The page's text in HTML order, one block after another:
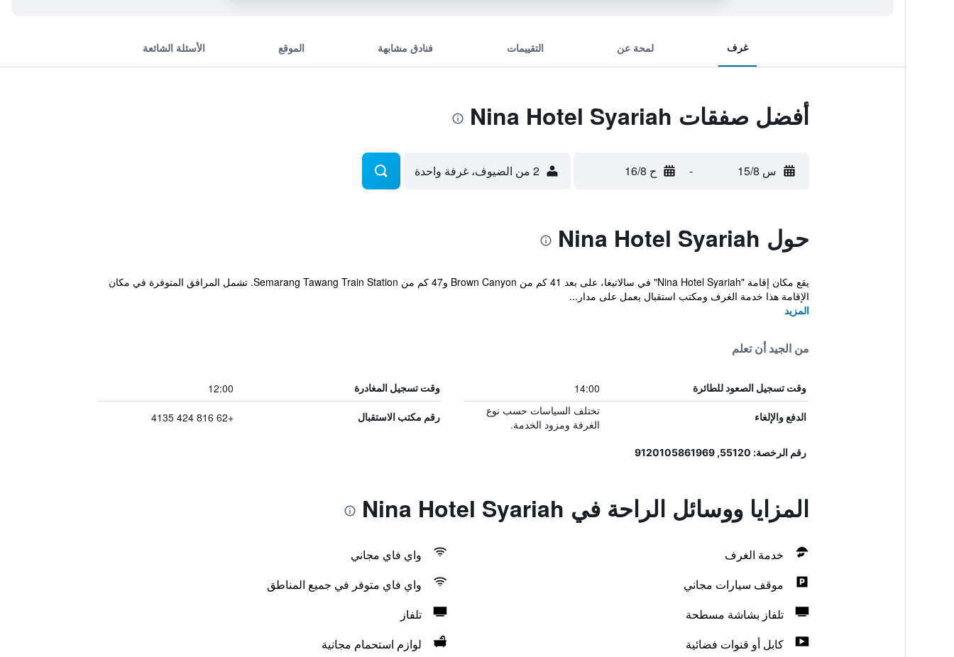
غرف لمحة عن التقييمات فنادق مشابهة الموقع الأسئلة الشائعة
أفضل صفقات Nina Hotel Syariah
س 15/8 - ح 16/8 2 من الضيوف، غرفة واحدة
حول Nina Hotel Syariah
يقع مكان إقامة "Nina Hotel Syariah" في سالاتيغا، على بعد 41 كم من Brown Canyon و47 كم من Semarang Tawang Train Station. تشمل المرافق المتوفرة في مكان
الإقامة هذا خدمة الغرف ومكتب استقبال يعمل على مدار...
المزيد
من الجيد أن تعلم
وقت تسجيل الصعود للطائرة 14:00 وقت تسجيل المغادرة 12:00
الدفع والإلغاء
تختلف السياسات حسب نوع
الغرفة ومزود الخدمة.
رقم مكتب الاستقبال +62 816 424 4135
رقم الرخصة: 55120, 9120105861969
المزايا ووسائل الراحة في Nina Hotel Syariah
خدمة الغرف
واي فاي مجاني
موقف سيارات مجاني
واي فاي متوفر في جميع المناطق
تلفاز بشاشة مسطحة
تلفاز
كابل أو قنوات فضائية
لوازم استحمام مجانية